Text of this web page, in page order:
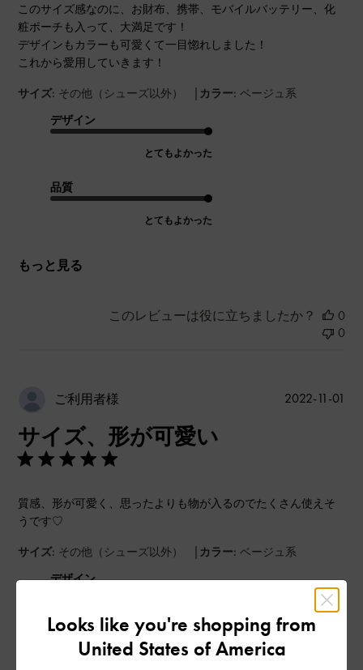
このサイズ感なのに、お財布、携帯、モバイルバッテリー、化
粧ポーチも入って、大満足です！
デザインもカラーも可愛くて一目惚れしました！
これから愛用していきます！
サイズ: その他（シューズ以外） | カラー: ベージュ系
デザイン
とてもよかった
品質
とてもよかった
もっと見る
このレビューは役に立ちましたか？
0
0
ご利用者様
サイズ、形が可愛い
質感、形が可愛く、思ったよりも物が入るのでたくさん使えそ
うです♡
サイズ: その他（シューズ以外） | カラー: ベージュ系
デザイン
2022-11-01
Looks like you're shopping from
United States of America